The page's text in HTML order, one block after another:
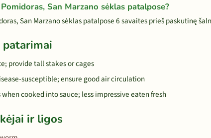
San Marzano sėklas patalpose?
San Marzano sėklas patalpose 6 savaites prieš paskutinę
provide tall stakes or cages
susceptible; ensure good air circulation
when cooked into sauce; less impressive eaten fresh
ir ligos